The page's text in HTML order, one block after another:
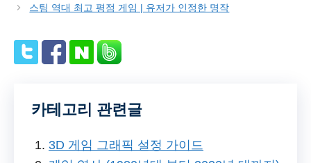
스팀 역대 최고 평점 게임 | 유저가 인정한 명작
카테고리 관련글
3D 게임 그래픽 설정 가이드